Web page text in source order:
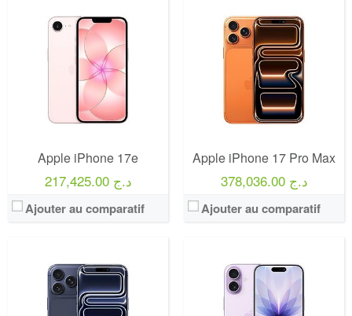
Apple iPhone 17e
217,425.00 د.ج
Ajouter au comparatif
Apple iPhone 17 Pro Max
378,036.00 د.ج
Ajouter au comparatif